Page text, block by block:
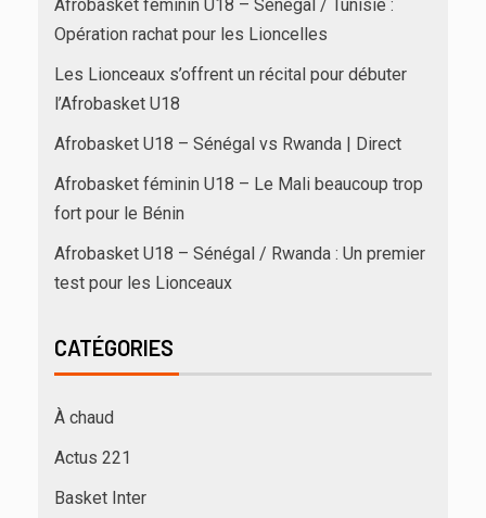
Afrobasket féminin U18 – Sénégal / Tunisie :
Opération rachat pour les Lioncelles
Les Lionceaux s’offrent un récital pour débuter
l’Afrobasket U18
Afrobasket U18 – Sénégal vs Rwanda | Direct
Afrobasket féminin U18 – Le Mali beaucoup trop
fort pour le Bénin
Afrobasket U18 – Sénégal / Rwanda : Un premier
test pour les Lionceaux
CATÉGORIES
À chaud
Actus 221
Basket Inter